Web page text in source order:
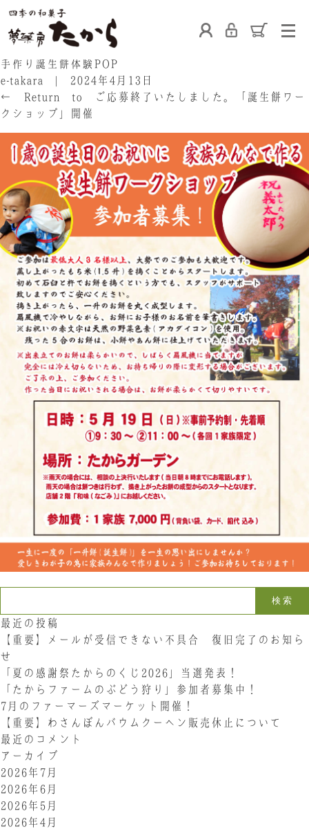
ホーム
たからの和菓子 ご利用案内 お熨斗について
たからの上生菓子 たからについて 店舗案内
ブログ 会社概要 採用情報
お問い合わせ
LINE Twitter
お問い合わせ
〒761-0101 香川県高松市春日町214
087-844-8801（受付時間 8:30〜17:30）
手作り誕生餅体験POP
e-takara
2024年4月13日
←
Return to ご応募終了いたしました。「誕生餅ワー
クショップ」開催
最近の投稿
【重要】メールが受信できない不具合 復旧完了のお知ら
せ
「夏の感謝祭たからのくじ2026」当選発表！
「たからファームのぶどう狩り」参加者募集中！
7月のファーマーズマーケット開催！
【重要】わさんぼんバウムクーヘン販売休止について
最近のコメント
アーカイブ
2026年7月
2026年6月
2026年5月
2026年4月